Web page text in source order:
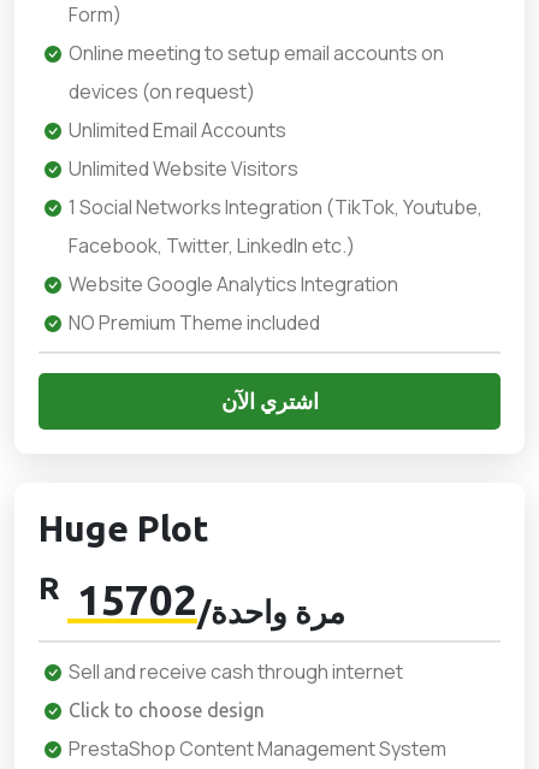
Form)
Online meeting to setup email accounts on
devices (on request)
Unlimited Email Accounts
Unlimited Website Visitors
1 Social Networks Integration (TikTok, Youtube,
Facebook, Twitter, LinkedIn etc.)
Website Google Analytics Integration
NO Premium Theme included
اشتري الآن
Huge Plot
R 15702 /مرة واحدة
Sell and receive cash through internet
Click to choose design
PrestaShop Content Management System